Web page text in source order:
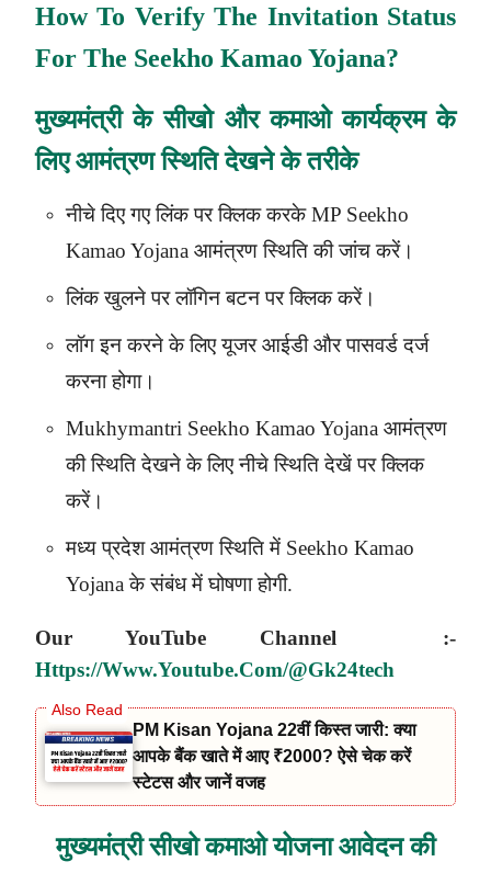
How To Verify The Invitation Status
For The Seekho Kamao Yojana?
मुख्यमंत्री के सीखो और कमाओ कार्यक्रम के
लिए आमंत्रण स्थिति देखने के तरीके
नीचे दिए गए लिंक पर क्लिक करके MP Seekho
Kamao Yojana आमंत्रण स्थिति की जांच करें।
लिंक खुलने पर लॉगिन बटन पर क्लिक करें।
लॉग इन करने के लिए यूजर आईडी और पासवर्ड दर्ज
करना होगा।
Mukhymantri Seekho Kamao Yojana आमंत्रण
की स्थिति देखने के लिए नीचे स्थिति देखें पर क्लिक
करें।
मध्य प्रदेश आमंत्रण स्थिति में Seekho Kamao
Yojana के संबंध में घोषणा होगी.
Our YouTubeChannel :-
Https://www.youtube.com/@gk24tech
PM Kisan Yojana 22वीं किस्त जारी: क्या
आपके बैंक खाते में आए ₹2000? ऐसे चेक करें
स्टेटस और जानें वजह
मुख्यमंत्री सीखो कमाओ योजना आवेदन की